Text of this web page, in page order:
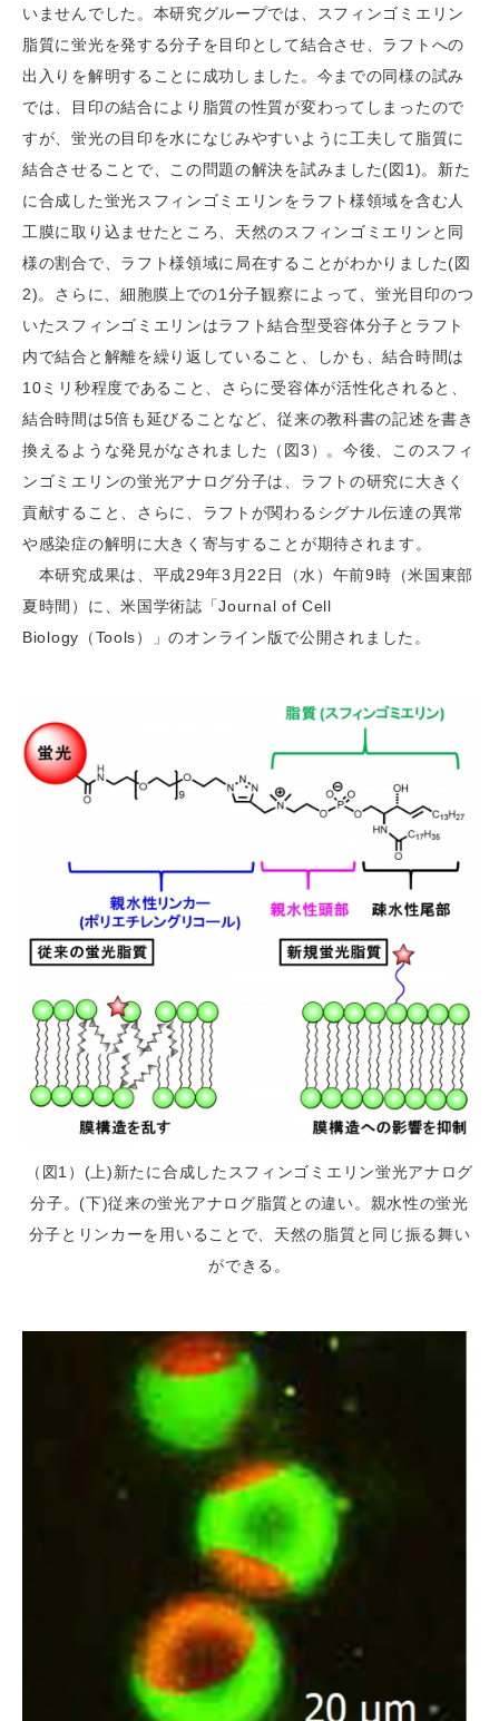
いませんでした。本研究グループでは、スフィンゴミエリン
脂質に蛍光を発する分子を目印として結合させ、ラフトへの
出入りを解明することに成功しました。今までの同様の試み
では、目印の結合により脂質の性質が変わってしまったので
すが、蛍光の目印を水になじみやすいように工夫して脂質に
結合させることで、この問題の解決を試みました(図1)。新た
に合成した蛍光スフィンゴミエリンをラフト様領域を含む人
工膜に取り込ませたところ、天然のスフィンゴミエリンと同
様の割合で、ラフト様領域に局在することがわかりました(図
2)。さらに、細胞膜上での1分子観察によって、蛍光目印のつ
いたスフィンゴミエリンはラフト結合型受容体分子とラフト
内で結合と解離を繰り返していること、しかも、結合時間は
10ミリ秒程度であること、さらに受容体が活性化されると、
結合時間は5倍も延びることなど、従来の教科書の記述を書き
換えるような発見がなされました（図3）。今後、このスフィ
ンゴミエリンの蛍光アナログ分子は、ラフトの研究に大きく
貢献すること、さらに、ラフトが関わるシグナル伝達の異常
や感染症の解明に大きく寄与することが期待されます。
本研究成果は、平成29年3月22日（水）午前9時（米国東部
夏時間）に、米国学術誌「Journal of Cell
Biology（Tools）」のオンライン版で公開されました。
（図1）(上)新たに合成したスフィンゴミエリン蛍光アナログ
分子。(下)従来の蛍光アナログ脂質との違い。親水性の蛍光
分子とリンカーを用いることで、天然の脂質と同じ振る舞い
ができる。